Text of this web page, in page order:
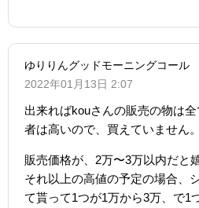
ゆりりんグッドモーニングコール
2022年01月13日 2:07
出来ればkouさんの販売の物は
者は高いので、買えていません。
販売価格が、2万〜3万以内だと
それ以上の高値の予定の場合、
て貰って1つが1万から3万、で1